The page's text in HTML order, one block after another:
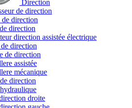
Direction
de direction
direction
direction
direction assistée électrique
direction
de direction
assistée
mécanique
direction
droite